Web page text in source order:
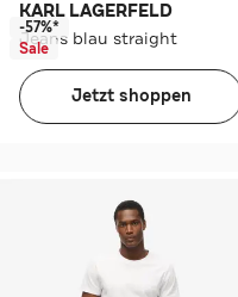
KARL LAGERFELD
Jeans blau straight
-57%*
Sale
Jetzt shoppen